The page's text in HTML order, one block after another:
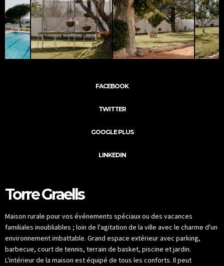
FACEBOOK
TWITTER
GOOGLE PLUS
LINKEDIN
Torre Graells
Maison rurale pour vos événements spéciaux ou des vacances
familiales inoubliables ; loin de l'agitation de la ville avec le charme d'un
environnement imbattable. Grand espace extérieur avec parking,
barbecue, court de tennis, terrain de basket, piscine et jardin.
L'intérieur de la maison est équipé de tous les conforts. Il peut